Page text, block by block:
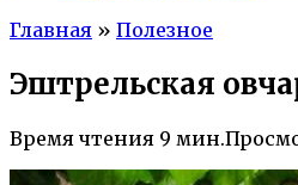
Главная » Полезное
Эштрельская
Время чтения 9 мин.